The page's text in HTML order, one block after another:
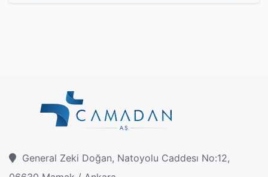
General Zeki Doğan, Natoyolu Caddesı No:12,